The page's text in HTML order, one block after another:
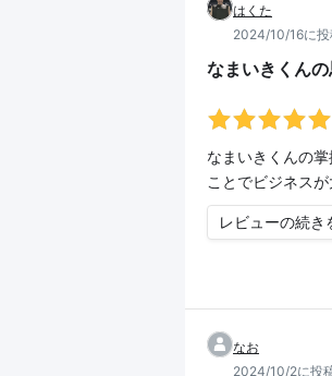
はくた
2024/10/16に投
なまいきくん
なまいきくんの
ことでビジネス
レビューの続き
なお
2024/10/2に投